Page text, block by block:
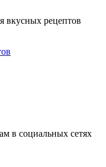
вкусных рецептов
в социальных сетях